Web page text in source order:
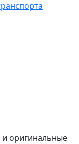
и оригинальные